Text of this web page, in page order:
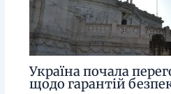
Україна почала
щодо гарантій